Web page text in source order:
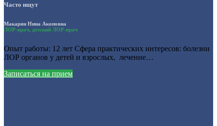
Часто ищут
Макарян Нина Акоповна
ЛОР-врач, детский ЛОР-врач
Опыт работы: 12 лет Сфера практических интересов: болезни
ЛОР органов у детей и взрослых, лечение…
Записаться на прием